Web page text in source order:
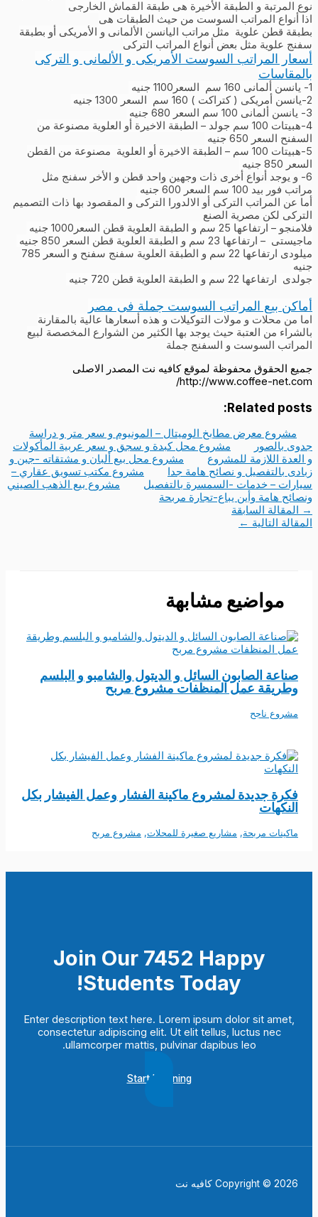
نوع المرتبة و الطبقة الأخيرة هى طبقة القماش الخارجى
اذا أنواع المراتب السوست من حيث الطبقات هى
بطبقة قطن علوية مثل مراتب اليانسن الألمانى و الأمريكى أو بطبقة
سفنج علوية مثل بعض أنواع المراتب التركى
أسعار المراتب السوست الأمريكى و الألمانى و التركى
بالمقاسات
1-
يانسن ألمانى 160 سم السعر1100 جنيه
2-يانسن أمريكى ( كتراكت ) 160 سم السعر 1300 جنيه
3- يانسن ألمانى 100 سم السعر 680 جنيه
4-هبيتات 100 سم جولد – الطبقة الاخيرة أو العلوية مصنوعة من
السفنح السعر 650 جنيه
5-هبيتات 100 سم – الطبقة الاخيرة أو العلوية مصنوعة من القطن
السعر 850 جنيه
6- و يوجد أنواع أخرى ذات وجهين واحد قطن و الأخر سفنج مثل
مراتب فور بيد 100 سم السعر 600 جنيه
أما عن المراتب التركى أو الالدورا التركى و المقصود بها ذات التصميم
التركى لكن مصرية الصنع
فلامنجو – ارتفاعها 25 سم و الطبقة العلوية قطن السعر1000 جنيه
ماجيستى – ارتفاعها 23 سم و الطبقة العلوية قطن السعر 850 جنيه
ميلودى ارتفاعها 22 سم و الطبقة العلوية سفنج سفنح و السعر 785
جنيه
جولدى ارتفاعها 22 سم و الطبقة العلوية قطن 720 جنيه
أماكن بيع المراتب السوست جملة فى مصر
اما من محلات و مولات التوكيلات و هذه أسعارها عالية بالمقارنة
بالشراء من العتبة حيث يوجد بها الكثير من الشوارع المخصصة لبيع
المراتب السوست و السفنج جملة
جميع الحقوق محفوظة لموقع كافيه نت المصدر الاصلى
http://www.coffee-net.com/
Related posts:
مشروع معرض مطابخ الوميتال – المونيوم و سعر متر و دراسة
جدوى بالصور
مشروع محل كبدة و سجق و سعر عربية المأكولات
و العدة اللازمة للمشروع
مشروع محل بيع ألبان و مشتقاته -جبن و
زبادى بالتفصيل و نصائح هامة جدا
مشروع مكتب تسويق عقاري –
سيارات – خدمات -السمسرة بالتفصيل
مشروع بيع الذهب الصيني
ونصائح هامة وأين يباع-تجارة مربحة
→ المقالة السابقة
المقالة التالية ←
مواضيع مشابهة
صناعة الصابون السائل و الديتول والشامبو و البلسم
وطريقة عمل المنظفات مشروع مربح
مشروع ناجح
فكرة جديدة لمشروع ماكينة الفشار وعمل الفيشار بكل
النكهات
ماكينات مربحة, مشاريع صغيرة للمحلات, مشروع مربح
Join Our 7452 Happy
Students​ Today!
Enter description text here. Lorem ipsum dolor sit amet,
consectetur adipiscing elit. Ut elit tellus, luctus nec
ullamcorper mattis, pulvinar dapibus leo.​
Start Learning
Copyright © 2026 كافيه نت